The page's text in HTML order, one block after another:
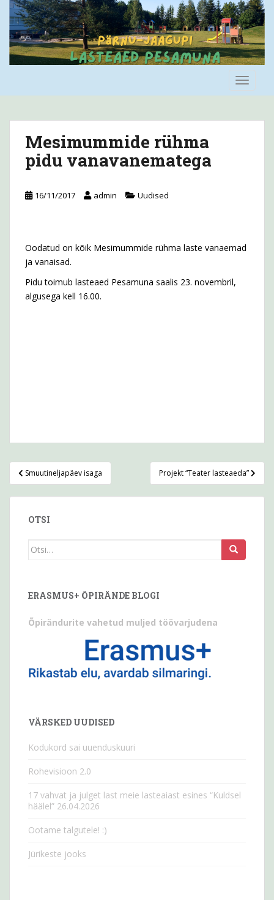
Mesimummide rühma
pidu vanavanematega
16/11/2017 admin Uudised
Oodatud on kõik Mesimummide rühma laste vanaemad
ja vanaisad.
Pidu toimub lasteaed Pesamuna saalis 23. novembril,
algusega kell 16.00.
Navigeerimine
Smuutineljapäev isaga Projekt “Teater lasteaeda”
OTSI
Otsi
ERASMUS+ ÕPIRÄNDE BLOGI
Õpirändurite vahetud muljed töövarjudena
VÄRSKED UUDISED
Kodukord sai uuenduskuuri
Rohevisioon 2.0
17 vahvat ja julget last meie lasteaiast esines “Kuldsel
häälel” 26.04.2026
Ootame talgutele! :)
Jürikeste jooks